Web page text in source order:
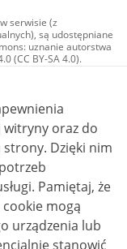
serwisie (z
są udostępniane
uznanie autorstwa
(CC BY-SA 4.0).
zdjęcia, materiały
na licencji typu
użycie
4.0 (CC BY-
inaczej.
witryny oraz do
nim
że
mogą
urządzenia lub
stanowić